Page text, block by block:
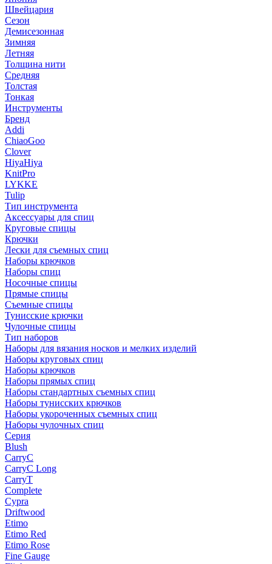
Швейцария
Сезон
Демисезонная
Зимняя
Летняя
Толщина нити
Средняя
Толстая
Тонкая
Инструменты
Бренд
Addi
ChiaoGoo
Clover
HiyaHiya
KnitPro
LYKKE
Tulip
Тип инструмента
Аксессуары для спиц
Круговые спицы
Крючки
Лески для съемных спиц
Наборы крючков
Наборы спиц
Носочные спицы
Прямые спицы
Съемные спицы
Тунисские крючки
Чулочные спицы
Тип наборов
Наборы для вязания носков и мелких изделий
Наборы круговых спиц
Наборы крючков
Наборы прямых спиц
Наборы стандартных съемных спиц
Наборы тунисских крючков
Наборы укороченных съемных спиц
Наборы чулочных спиц
Серия
Blush
CarryC
CarryC Long
CarryT
Complete
Cypra
Driftwood
Etimo
Etimo Red
Etimo Rose
Fine Gauge